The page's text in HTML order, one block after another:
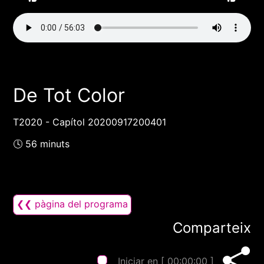
De Tot Color
T2020 - Capítol 20200917200401
🕓 56 minuts
❮❮ pàgina del programa
Comparteix
Iniciar en [ 00:00:00 ]